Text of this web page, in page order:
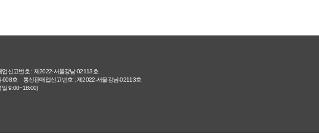
신고번호 : 제2022-서울강남-02113호
호 통신판매업신고번호 : 제2022-서울강남-02113호
9:00~18:00)